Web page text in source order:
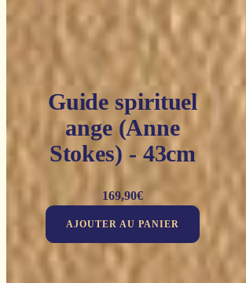
Guide spirituel
ange (Anne
Stokes) - 43cm
169,90€
AJOUTER AU PANIER